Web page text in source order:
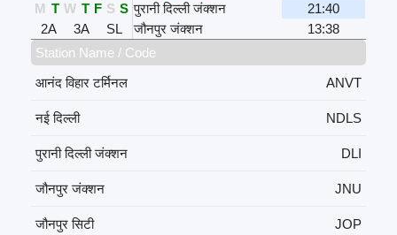
M T W T F S S पुरानी दिल्ली जंक्शन
21:40
2A
3A SL जौनपुर जंक्शन
13:38
Station Name / Code
आनंद विहार टर्मिनल
ANVT
नई दिल्ली NDLS
पुरानी दिल्ली जंक्शन DLI
जौनपुर जंक्शन JNU
जौनपुर सिटी
JOP